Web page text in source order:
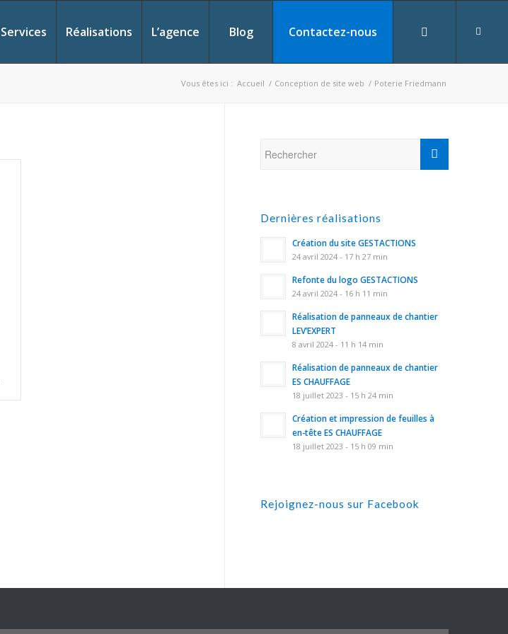
Services Réalisations L’agence Blog Contactez-nous
Vous êtes ici : Accueil / Conception de site web / Poterie Friedmann
Dernières réalisations
Création du site GESTACTIONS
24 avril 2024 - 17 h 27 min
Refonte du logo GESTACTIONS
24 avril 2024 - 16 h 11 min
Réalisation de panneaux de chantier
LEV’EXPERT
8 avril 2024 - 11 h 14 min
Réalisation de panneaux de chantier
ES CHAUFFAGE
18 juillet 2023 - 15 h 24 min
Création et impression de feuilles à
en-tête ES CHAUFFAGE
18 juillet 2023 - 15 h 09 min
Rejoignez-nous sur Facebook